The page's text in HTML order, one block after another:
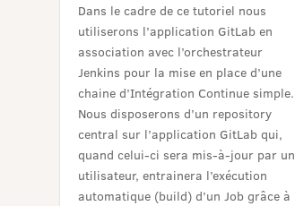
Dans le cadre de ce tutoriel nous
utiliserons l’application GitLab en
association avec l’orchestrateur
Jenkins pour la mise en place d’une
chaine d’Intégration Continue simple.
Nous disposerons d’un repository
central sur l’application GitLab qui,
quand celui-ci sera mis-à-jour par un
utilisateur, entrainera l’exécution
automatique (build) d’un Job grâce à